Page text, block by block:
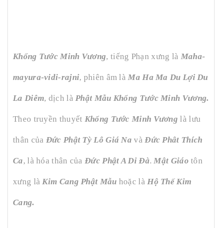
Khổng Tước Minh Vương, tiếng Phạn xưng là Maha-
mayura-vidi-rajni, phiên âm là Ma Ha Ma Du Lợi Du
La Diêm, dịch là Phật Mẫu Khổng Tước Minh Vương.
Theo truyền thuyết Khổng Tước Minh Vươnglà lưu
thân của Đức Phật Tỳ Lô Giá Na vàĐức Phât Thích
Ca, là hóa thân củaĐức Phật A Di Đà.Mật Giáo tôn
xưng làKim Cang Phật Mẫu hoặc làHộ Thế Kim
Cang.